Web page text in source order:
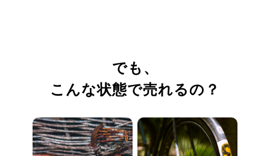
でも、
こんな状態で売れるの？